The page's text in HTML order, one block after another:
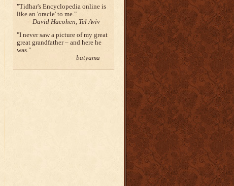
Tidhar's Encyclopedia online is
like an 'oracle' to me.
David Hacohen, Tel Aviv
I never saw a picture of my great
great grandfather – and here he
was.
batyama